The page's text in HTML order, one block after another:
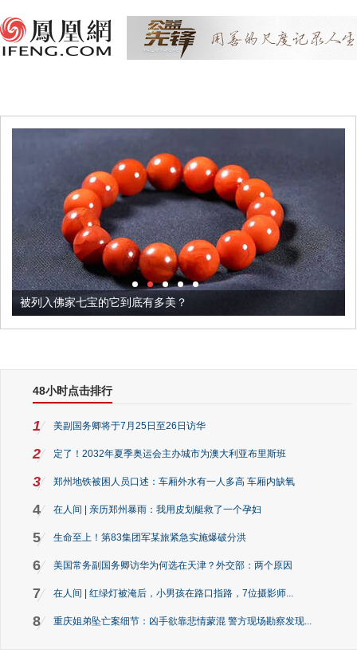
被列入佛家七宝的它到底有多美？
48小时点击排行
1 美副国务卿将于7月25日至26日访华
2 定了！2032年夏季奥运会主办城市为澳大利亚布里斯班
3 郑州地铁被困人员口述：车厢外水有一人多高 车厢内缺氧
4 在人间 | 亲历郑州暴雨：我用皮划艇救了一个孕妇
5 生命至上！第83集团军某旅紧急实施爆破分洪
6 美国常务副国务卿访华为何选在天津？外交部：两个原因
7 在人间 | 红绿灯被淹后，小男孩在路口指路，7位摄影师...
8 重庆姐弟坠亡案细节：凶手欲靠悲情蒙混 警方现场勘察发现...